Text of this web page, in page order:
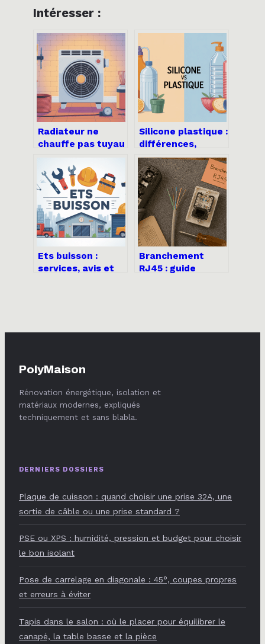
Intéresser :
Radiateur ne
chauffe pas tuyau
froid : que faire et
comment réparer
Silicone plastique :
différences,
usages et choix
pour vos projets
Ets buisson :
services, avis et
Branchement
RJ45 : guide
T568B
PolyMaison
Rénovation énergétique, isolation et
matériaux modernes, expliqués
techniquement et sans blabla.
DERNIERS DOSSIERS
Plaque de cuisson : quand choisir une prise 32A, une
sortie de câble ou une prise standard ?
PSE ou XPS : humidité, pression et budget pour choisir
le bon isolant
Pose de carrelage en diagonale : 45°, coupes propres
et erreurs à éviter
Tapis dans le salon : où le placer pour équilibrer le
canapé, la table basse et la pièce